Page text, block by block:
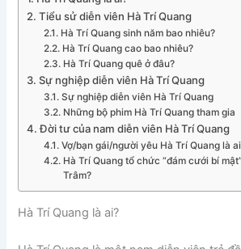
Tiểu sử diễn viên Hà Trí Quang
Hà Trí Quang sinh năm bao nhiêu?
Hà Trí Quang cao bao nhiêu?
Hà Trí Quang quê ở đâu?
Sự nghiệp diễn viên Hà Trí Quang
Sự nghiệp diễn viên Hà Trí Quang
Những bộ phim Hà Trí Quang tham gia
Đời tư của nam diễn viên Hà Trí Quang
Vợ/bạn gái/người yêu Hà Trí Quang là
Hà Trí Quang tổ chức “đám cưới bí
Trâm?
Hà Trí Quang là ai?